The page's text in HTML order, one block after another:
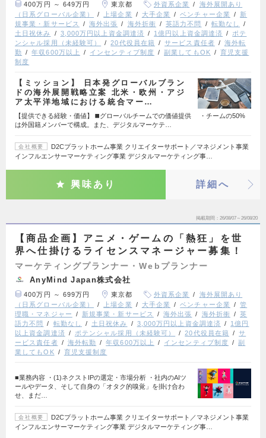
400万円 ～ 649万円 東京都 外資系企業
海外展開あり
（日系グローバル企業）
上場企業 大手企業 ベンチャー企業
新
規事業・新サービス
海外出張 海外折衝 英語力不問
転勤なし
土日祝休み
3,000万円以上資金調達済 1億円以上資金調達済
ポテ
ンシャル採用（未経験可）
20代役員在籍 サービス責任者
海外転
勤
年収600万以上 インセンティブ制度 副業してもOK
育児支援
制度
【ミッション】 日本発グローバルブラン
ドの海外展開戦略立案 北米・欧州・アジ
ア太平洋地域における統合マー…
【提供できる経験・価値】 ◼️グローバルチームでの価値提供 ・チームの50%
は外国籍メンバーで構成。また、デジタルマーケテ…
会社概要
D2Cプラットホーム事業 クリエイターサポート／マネジメント事業
インフルエンサーマーケティング事業 デジタルマーケティング事…
興味あり 詳細へ
掲載期間 26/08/07～26/08/20
【商品企画】アニメ・ゲームの「熱狂」を世
界へ仕掛けるライセンスマネージャー募集！
マーケティングプランナー・Webプランナー
AnyMind Japan株式会社
400万円 ～ 699万円 東京都 外資系企業
海外展開あり
（日系グローバル企業）
上場企業 大手企業 ベンチャー企業
管
理職・マネジャー
新規事業・新サービス 海外出張 海外折衝
英
語力不問
転勤なし 土日祝休み 3,000万円以上資金調達済
1億円
以上資金調達済
ポテンシャル採用（未経験可） 20代役員在籍
サ
ービス責任者
海外転勤 年収600万以上 インセンティブ制度
副
業してもOK
育児支援制度
■業務内容 ・(1)ネクストIPの選定・市場分析 ・社内のAIツ
ールやデータ、そして自身の「オタク的嗅覚」を掛け合わ
せ、まだ…
会社概要
D2Cプラットホーム事業 クリエイターサポート／マネジメント事業
インフルエンサーマーケティング事業 デジタルマーケティング事…